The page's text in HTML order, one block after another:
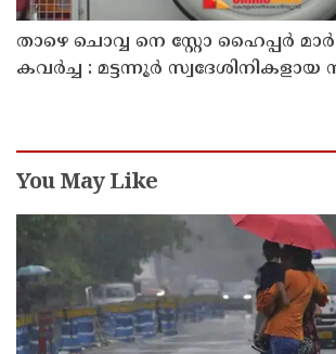
താഴെ ചൊവ്വ നെ സ്റ്റോ ഹൈപ്പർ
കവർച്ച : മട്ടന്നൂർ സ്വദേശിനികളായ
You May Like